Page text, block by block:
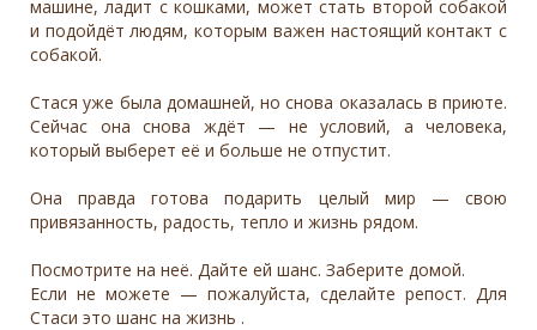
машине, ладит с кошками, может стать второй собакой
и подойдёт людям, которым важен настоящий контакт с
собакой.
Стася уже была домашней, но снова оказалась в приюте.
Сейчас она снова ждёт — не условий, а человека,
который выберет её и больше не отпустит.
Она правда готова подарить целый мир — свою
привязанность, радость, тепло и жизнь рядом.
Посмотрите на неё. Дайте ей шанс. Заберите домой.
Если не можете — пожалуйста, сделайте репост. Для
Стаси это шанс на жизнь .